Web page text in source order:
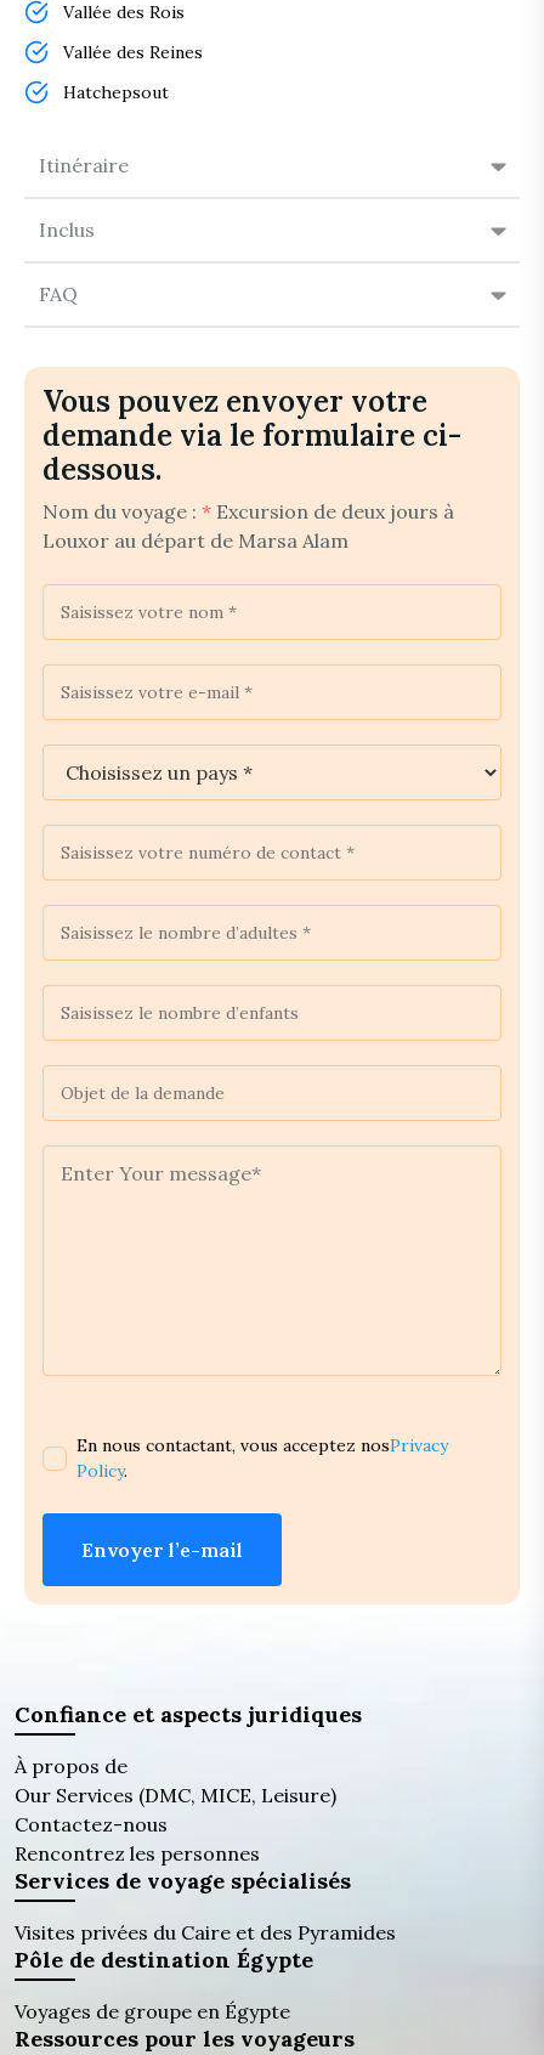
Itinéraire
Inclus
FAQ
Vallée des Rois
Vallée des Reines
Hatchepsout
Vous pouvez envoyer votre
demande via le formulaire ci-
dessous.
Nom du voyage : * Excursion de deux jours à
Louxor au départ de Marsa Alam
En nous contactant, vous acceptez nosPrivacy
Policy.
Envoyer l’e-mail
Confiance et aspects juridiques
À propos de
Our Services (DMC, MICE, Leisure)
Contactez-nous
Rencontrez les personnes
Services de voyage spécialisés
Visites privées du Caire et des Pyramides
Pôle de destination Égypte
Voyages de groupe en Égypte
Ressources pour les voyageurs